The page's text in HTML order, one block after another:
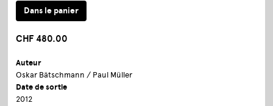
CHF 480.00
Auteur
Oskar Bätschmann / Paul Müller
Date de sortie
2012